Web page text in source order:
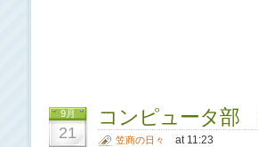
9月
21
コンピュータ部
at 11:23
笠商の日々